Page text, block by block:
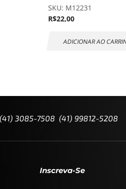
SKU: M12231
R$22,00
ADICIONAR AO
(41) 3085-7508 (41) 99812-5208
Inscreva-Se